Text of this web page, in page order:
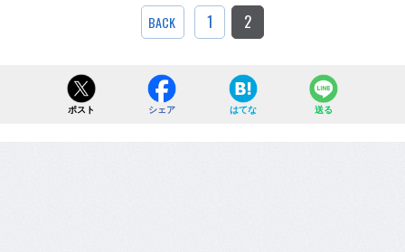
BACK 1 2
ポスト シェア はてな 送る